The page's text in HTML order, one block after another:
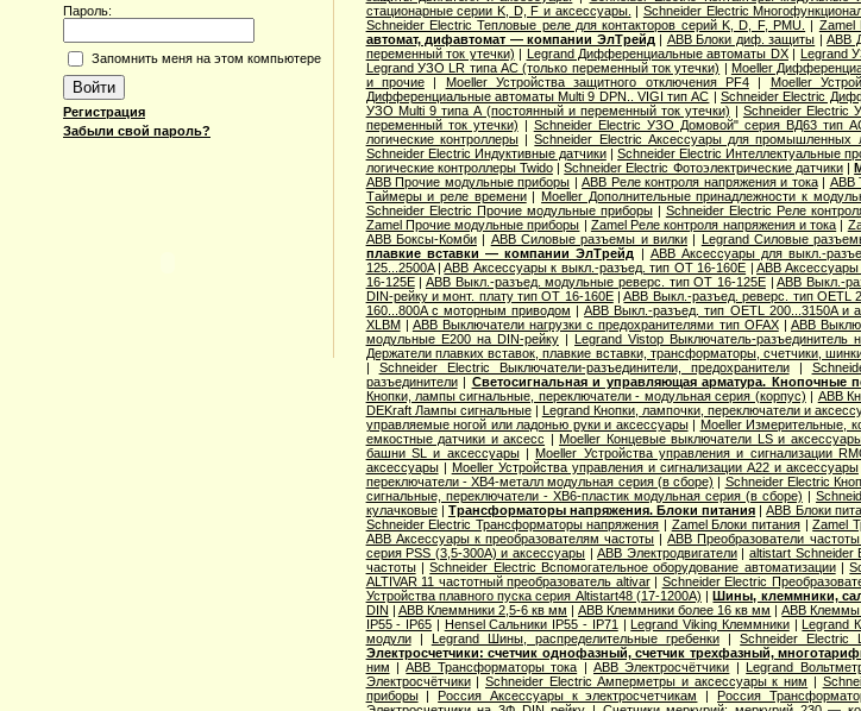
Пароль:
Запомнить меня на этом компьютере
Регистрация
Забыли свой пароль?
стационарные серии K, D, F и аксессуары. | Schneider Electric
Schneider Electric Тепловые реле для контакторов серий K, D, F, PMU.
| Zamel
автомат, дифавтомат — компании ЭлТрейд | ABB Блоки диф. защиты |ABB
переменный ток утечки) | Legrand Дифференциальные автоматы DX| Legrand
Legrand УЗО LR типа АС (только переменный ток утечки) | Moeller
и прочие| Moeller Устройства защитного отключения PF4| Moeller
Дифференциальные автоматы Multi 9 DPN.. VIGI тип AС | Schneider Electric
УЗО Multi 9 типа А (постоянный и переменный ток утечки) | Schneider Electric
переменный ток утечки) | Schneider Electric УЗО Домовой" серия ВД63 тип
логические контроллеры|Schneider Electric Аксессуары для промышленных
Schneider Electric Индуктивные датчики|Schneider Electric Интеллектуальные
логические контроллеры Twido|Schneider Electric Фотоэлектрические датчики|
ABB Прочие модульные приборы |ABB Реле контроля напряжения и тока| ABB
Таймеры и реле времени|Moeller Дополнительные принадлежности к
Schneider Electric Прочие модульные приборы| Schneider Electric Реле
Zamel Прочие модульные приборы | Zamel Реле контроля напряжения и тока |
ABB Боксы-Комби| ABB Силовые разъемы и вилки | Legrand Cиловые
плавкие вставки — компании ЭлТрейд
| ABB Аксессуары для выкл.-
125...2500A|ABB Аксессуары к выкл.-разъед. тип OT 16-160E |ABB
16-125E| ABB Выкл.-разъед. модульные реверс. тип OT 16-125E|ABB Выкл.-
DIN-рейку и монт. плату тип OT 16-160E|ABB Выкл.-разъед. реверс. тип OETL
160...800A с моторным приводом |ABB Выкл.-разъед. тип OETL 200...3150A и
XLBM| ABB Выключатели нагрузки с предохранителями тип OFAX|ABB
модульные E200 на DIN-рейку|Legrand Vistop Выключатель-разъединитель
Держатели плавких вставок, плавкие вставки, трансформаторы, счетчики,
| Schneider Electric Выключатели-разъединители, предохранители|
разъединители| Светосигнальная и управляющая арматура. Кнопочные
Кнопки, лампы сигнальные, переключатели - модульная серия (корпус) | ABB
DEKraft Лампы сигнальные| Legrand Кнопки, лампочки, переключатели и
управляемые ногой или ладонью руки и аксессуары| Moeller Измерительные,
емкостные датчики и аксесс |Moeller Концевые выключатели LS и
башни SL и аксессуары|Moeller Устройства управления и сигнализации
аксессуары| Moeller Устройства управления и сигнализации А22 и аксессуары
переключатели - XB4-металл модульная серия (в сборе) | Schneider Electric
сигнальные, переключатели - XB6-пластик модульная серия (в сборе) |
кулачковые| Трансформаторы напряжения. Блоки питания |ABB Блоки
Schneider Electric Трансформаторы напряжения | Zamel Блоки питания|Zamel
ABB Аксессуары к преобразователям частоты |ABB Преобразователи
серия PSS (3,5-300А) и аксессуары |ABB Электродвигатели|altistart Schneider
частоты|Schneider Electric Вспомогательное оборудование автоматизации|
ALTIVAR 11 частотный преобразователь altivar| Schneider Electric
Устройства плавного пуска серия Altistart48 (17-1200А) |Шины, клеммники,
DIN | ABB Клеммники 2,5-6 кв мм |ABB Клеммники более 16 кв мм |ABB
IP55 - IP65 | Hensel Сальники IP55 - IP71 |Legrand Viking Клеммники|Legrand
модули| Legrand Шины, распределительные гребенки |Schneider Electric
Электросчетчики: счетчик однофазный, счетчик трехфазный,
ним |ABB Трансформаторы тока |ABB Электросчётчики |Legrand
Электросчётчики| Schneider Electric Амперметры и аксессуары к ним |
приборы|Россия Аксессуары к электросчетчикам |Россия